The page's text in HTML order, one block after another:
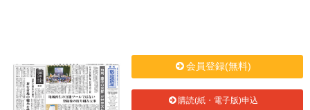
会員登録(無料)
購読(紙・電子版)申込